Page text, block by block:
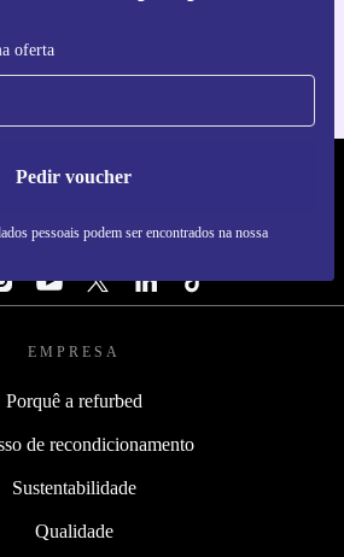
oferta
Pedir voucher
pessoais podem ser encontrados na nossa
iOS e Android
- RETHINK NEW.
SEGUE-NOS
EMPRESA
Porquê a refurbed
de recondicionamento
Sustentabilidade
Qualidade